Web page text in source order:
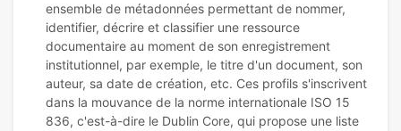
ensemble de métadonnées permettant de nommer,
identifier, décrire et classifier une ressource
documentaire au moment de son enregistrement
institutionnel, par exemple, le titre d'un document, son
auteur, sa date de création, etc. Ces profils s'inscrivent
dans la mouvance de la norme internationale ISO 15
836, c'est-à-dire le Dublin Core, qui propose une liste